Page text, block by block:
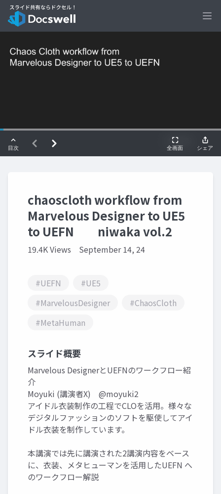
chaoscloth workflow from
Marvelous Designer to UE5
to UEFN niwaka vol.2
19.4K Views September 14, 24
#UEFN
#UE5
#MarvelousDesigner
#ChaosCloth
#MetaHuman
スライド概要
Marvelous DesignerとUEFNのワークフロー紹
介
Moyuki (講演者X) @moyuki2
アイドル衣装制作の工程でCLOを活用。様々な
デジタルファッションのソフトを駆使してアイ
ドル衣装を制作しています。
本講演では先に講演された2講演内容をベース
に、衣装、メタヒューマンを活用したUEFN へ
のワークフロー解説